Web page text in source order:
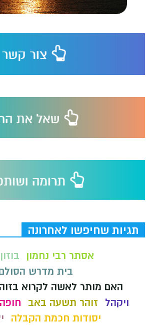
תגיות שחיפשו לאחרונה
אסתר רבי נחמון
בית מדרש
האם מותר לאשה לקרוא
ויקהל
זוהר תשעה באב חופה
יסודות חכמת הקבלה